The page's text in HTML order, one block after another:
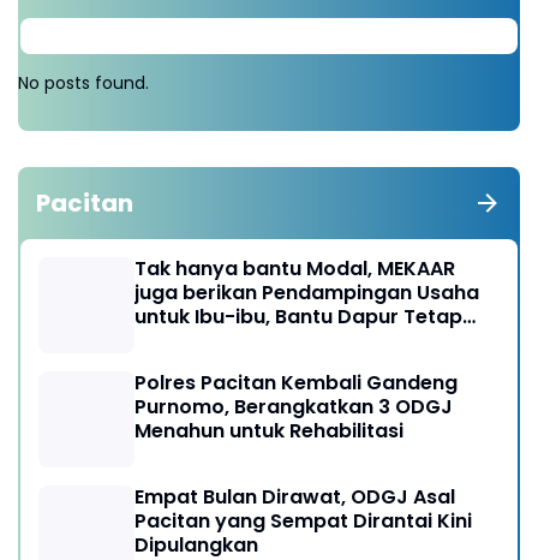
No posts found.
Pacitan
Tak hanya bantu Modal, MEKAAR
juga berikan Pendampingan Usaha
untuk Ibu-ibu, Bantu Dapur Tetap
Polres Pacitan Kembali Gandeng
Purnomo, Berangkatkan 3 ODGJ
Menahun untuk Rehabilitasi
Empat Bulan Dirawat, ODGJ Asal
Pacitan yang Sempat Dirantai Kini
Dipulangkan